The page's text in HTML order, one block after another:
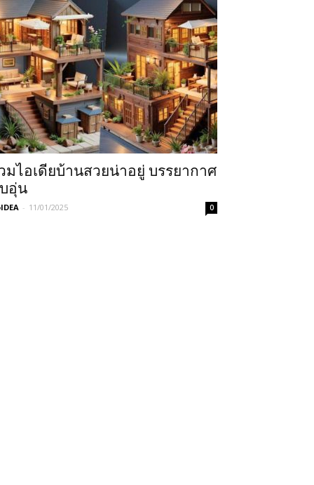
มไอเดียบ้านสวยน่าอยู่ บรรยากาศ
อุ่น
- 11/01/2025 0